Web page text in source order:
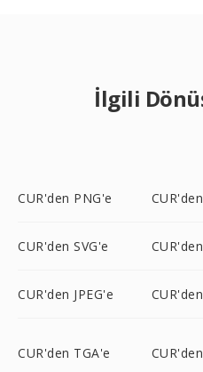
İlgili
CUR'den PNG'e
CUR'den SVG'e
CUR'den JPEG'e
CUR'den TGA'e